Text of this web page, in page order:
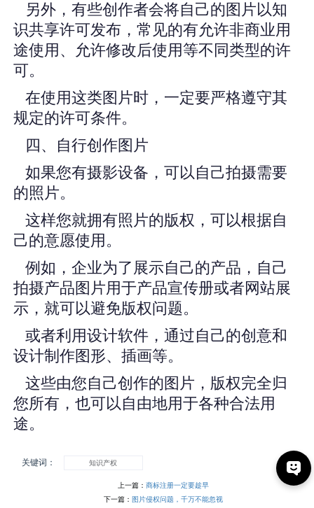
另外，有些创作者会将自己的图片以知
识共享许可发布，常见的有允许非商业用
途使用、允许修改后使用等不同类型的许
可。
在使用这类图片时，一定要严格遵守其
规定的许可条件。
四、自行创作图片
如果您有摄影设备，可以自己拍摄需要
的照片。
这样您就拥有照片的版权，可以根据自
己的意愿使用。
例如，企业为了展示自己的产品，自己
拍摄产品图片用于产品宣传册或者网站展
示，就可以避免版权问题。
或者利用设计软件，通过自己的创意和
设计制作图形、插画等。
这些由您自己创作的图片，版权完全归
您所有，也可以自由地用于各种合法用
途。
关键词： 知识产权
上一篇： 商标注册一定要趁早
下一篇： 图片侵权问题，千万不能忽视